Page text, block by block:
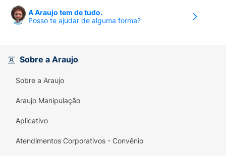
A Araujo tem de tudo.
Posso te ajudar de alguma forma?
Sobre a Araujo
Sobre a Araujo
Araujo Manipulação
Aplicativo
Atendimentos Corporativos - Convênio